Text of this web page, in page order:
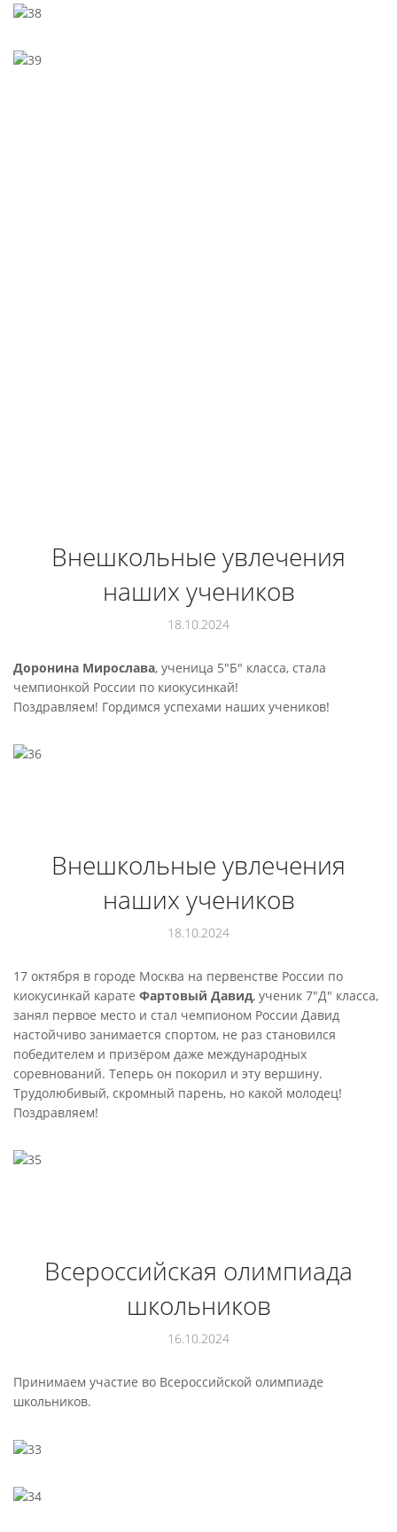
Внешкольные увлечения
наших учеников
18.10.2024
Доронина Мирослава, ученица 5"Б" класса, стала
чемпионкой России по киокусинкай!
Поздравляем! Гордимся успехами наших учеников!
Внешкольные увлечения
наших учеников
18.10.2024
17 октября в городе Москва на первенстве России по
киокусинкай карате Фартовый Давид, ученик 7"Д" класса,
занял первое место и стал чемпионом России Давид
настойчиво занимается спортом, не раз становился
победителем и призёром даже международных
соревнований. Теперь он покорил и эту вершину.
Трудолюбивый, скромный парень, но какой молодец!
Поздравляем!
Всероссийская олимпиада
школьников
16.10.2024
Принимаем участие во Всероссийской олимпиаде
школьников.